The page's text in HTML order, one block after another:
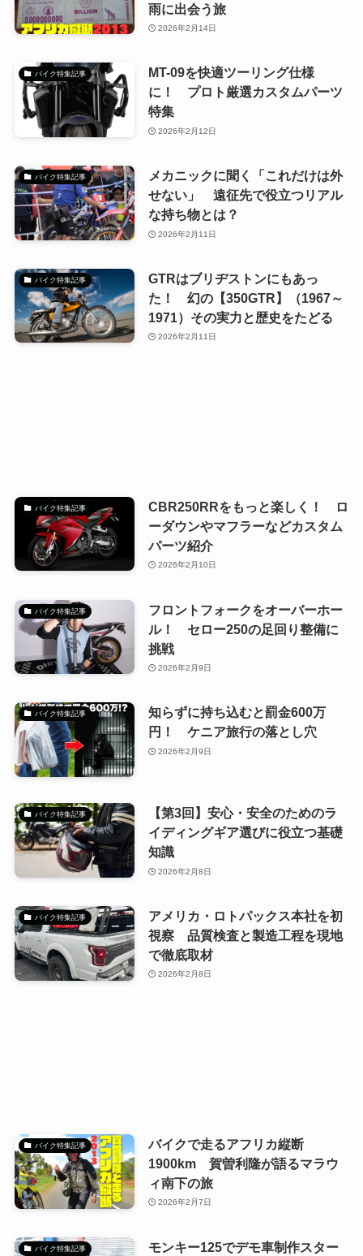
雨に出会う旅
2026年2月14日
バイク特集記事
MT-09を快適ツーリング仕様
に！ プロト厳選カスタムパーツ
特集
2026年2月12日
バイク特集記事
メカニックに聞く「これだけは外
せない」 遠征先で役立つリアル
な持ち物とは？
2026年2月11日
バイク特集記事
GTRはブリヂストンにもあっ
た！ 幻の【350GTR】（1967～
1971）その実力と歴史をたどる
2026年2月11日
バイク特集記事
CBR250RRをもっと楽しく！ ロ
ーダウンやマフラーなどカスタム
パーツ紹介
2026年2月10日
バイク特集記事
フロントフォークをオーバーホー
ル！ セロー250の足回り整備に
挑戦
2026年2月9日
バイク特集記事
知らずに持ち込むと罰金600万
円！ ケニア旅行の落とし穴
2026年2月9日
バイク特集記事
【第3回】安心・安全のためのラ
イディングギア選びに役立つ基礎
知識
2026年2月8日
バイク特集記事
アメリカ・ロトパックス本社を初
視察 品質検査と製造工程を現地
で徹底取材
2026年2月8日
バイク特集記事
バイクで走るアフリカ縦断
1900km 賀曽利隆が語るマラウ
ィ南下の旅
2026年2月7日
バイク特集記事 モンキー125でデモ車制作スター